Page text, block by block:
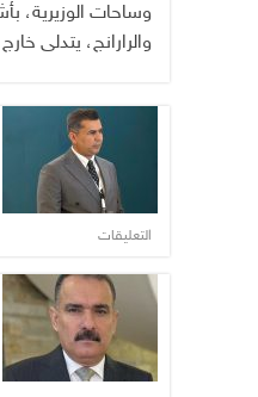
وساحات الوزيرية،
والرارانج، يتدلى خارج
التعليقات